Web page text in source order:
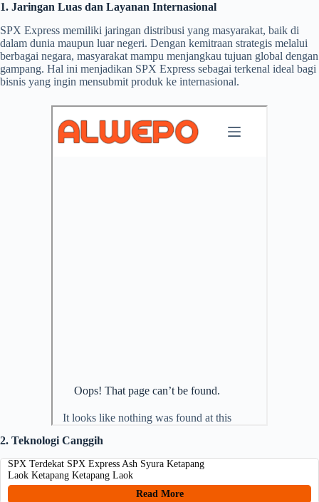
1. Jaringan Luas dan Layanan Internasional
SPX Express memiliki jaringan distribusi yang masyarakat, baik di
dalam dunia maupun luar negeri. Dengan kemitraan strategis melalui
berbagai negara, masyarakat mampu menjangkau tujuan global dengan
gampang. Hal ini menjadikan SPX Express sebagai terkenal ideal bagi
bisnis yang ingin mensubmit produk ke internasional.
2. Teknologi Canggih
SPX Terdekat SPX Express Ash Syura Ketapang
Laok Ketapang Ketapang Laok
Read More